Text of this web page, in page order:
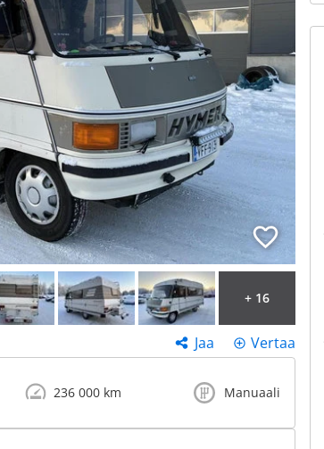
+ 16
Jaa Vertaa
236 000 km Manuaali